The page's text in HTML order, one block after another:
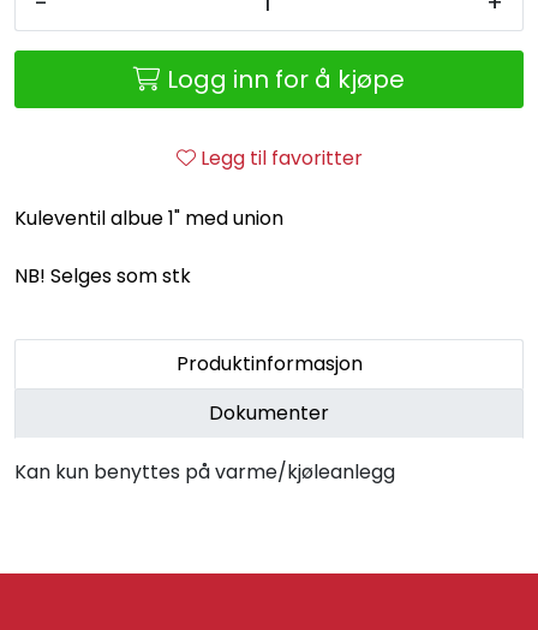
Logg inn for å kjøpe
Legg til favoritter
Kuleventil albue 1" med union
NB! Selges som stk
Produktinformasjon
Dokumenter
Kan kun benyttes på varme/kjøleanlegg